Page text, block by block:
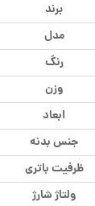
برند
مدل
رنگ
وزن
ابعاد
جنس بدنه
ظرفیت باتری
ولتاژ شارژ